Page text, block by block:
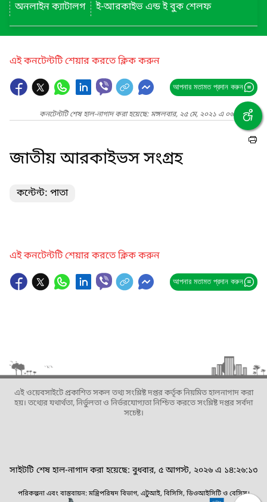
অনলাইন ক্যাটালগ
ই-আরকাইভ এন্ড ই বুক শেলফ
এই কনটেন্টটি শেয়ার করতে ক্লিক করুন
আপনার মতামত প্রদান করুন
কনটেন্টটি শেষ হাল-নাগাদ করা হয়েছে: মঙ্গলবার, ২৫ মে, ২০২১ এ ০৬:২২ PM
জাতীয় আরকাইভস সংগ্রহ
কন্টেন্ট: পাতা
এই কনটেন্টটি শেয়ার করতে ক্লিক করুন
আপনার মতামত প্রদান করুন
এই ওয়েবসাইটে প্রকাশিত সকল তথ্য সংশ্লিষ্ট দপ্তর কর্তৃক নিয়মিত হালনাগাদ করা
হয়। তথ্যের যথার্থতা, নির্ভুলতা ও নির্ভরযোগ্যতা নিশ্চিত করতে সংশ্লিষ্ট দপ্তর সর্বদা
সচেষ্ট।
সাইটটি শেষ হাল-নাগাদ করা হয়েছে: বুধবার, ৫ আগস্ট, ২০২৬ এ ১৪:২৬:১৩
পরিকল্পনা এবং বাস্তবায়ন: মন্ত্রিপরিষদ বিভাগ, এটুআই, বিসিসি, ডিওআইসিটি ও বেসিস।